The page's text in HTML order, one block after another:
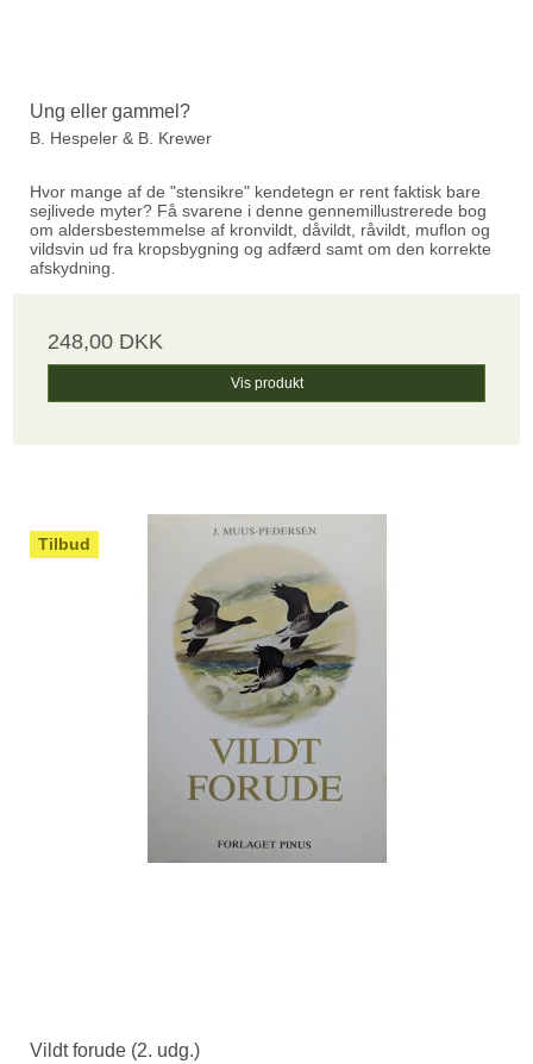
Ung eller gammel?
B. Hespeler & B. Krewer
Hvor mange af de "stensikre" kendetegn er rent faktisk bare
sejlivede myter? Få svarene i denne gennemillustrerede bog
om aldersbestemmelse af kronvildt, dåvildt, råvildt, muflon og
vildsvin ud fra kropsbygning og adfærd samt om den korrekte
afskydning.
248,00 DKK
Vis produkt
Tilbud
Vildt forude (2. udg.)